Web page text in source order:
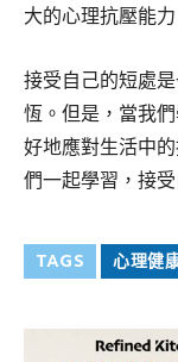
大的心理抗壓能
接受自己的短處
恆。但是，當我
好地應對生活中
們一起學習，接
TAGS 心理健